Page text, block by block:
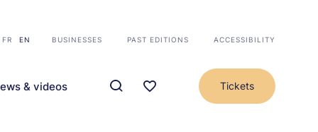
FR EN BUSINESSES PAST EDITIONS ACCESSIBILITY
& videos Tickets